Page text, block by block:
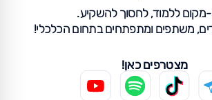
מקום ללמוד, לחסוך להשקיע.
משתפים ומתפתחים בתחום הכלכלי!
מצטרפים כאן!